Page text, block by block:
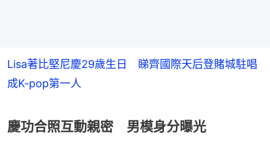
Lisa著比堅尼慶29歲生日 睇齊國際天后登賭城駐唱
成K-pop第一人
慶功合照互動親密 男模身分曝光